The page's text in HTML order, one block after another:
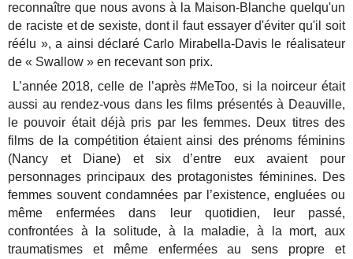
reconnaître que nous avons à la Maison-Blanche quelqu'un
de raciste et de sexiste, dont il faut essayer d'éviter qu'il soit
réélu », a ainsi déclaré Carlo Mirabella-Davis le réalisateur
de « Swallow » en recevant son prix.
L’année 2018, celle de l’après #MeToo, si la noirceur était
aussi au rendez-vous dans les films présentés à Deauville,
le pouvoir était déjà pris par les femmes. Deux titres des
films de la compétition étaient ainsi des prénoms féminins
(Nancy et Diane) et six d’entre eux avaient pour
personnages principaux des protagonistes féminines. Des
femmes souvent condamnées par l’existence, engluées ou
même enfermées dans leur quotidien, leur passé,
confrontées à la solitude, à la maladie, à la mort, aux
traumatismes et même enfermées au sens propre et